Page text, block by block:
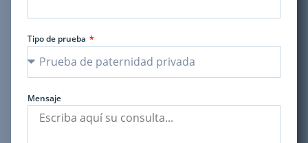
Tipo de prueba
Mensaje